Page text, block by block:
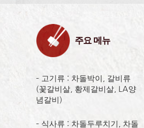
주요 메뉴
– 고기류 : 차돌박이, 갈비류
(꽃갈비살, 황제갈비살, LA양
념갈비)
– 식사류 : 차돌두루치기, 차돌